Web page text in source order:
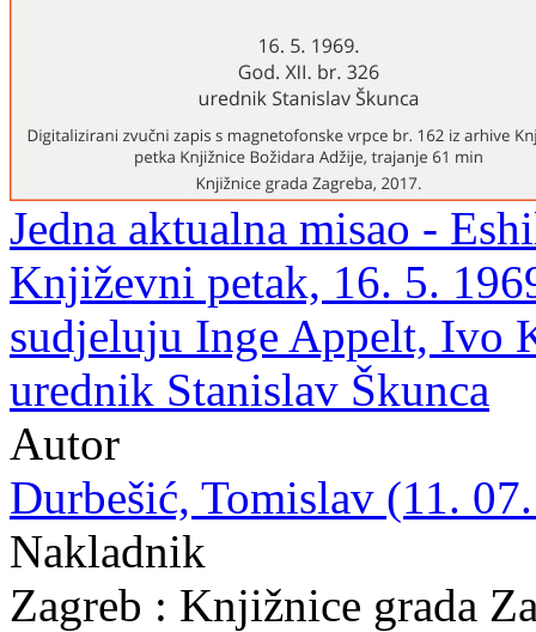
Jedna aktualna misao -
Književni petak, 16. 5.
sudjeluju Inge Appelt, Ivo
urednik Stanislav Škunca
Autor
Durbešić, Tomislav (11.
Nakladnik
Zagreb : Knjižnice grada